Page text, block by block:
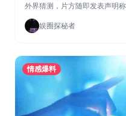
外界猜测，片方随即发表声明称
娱圈探秘者
情感爆料